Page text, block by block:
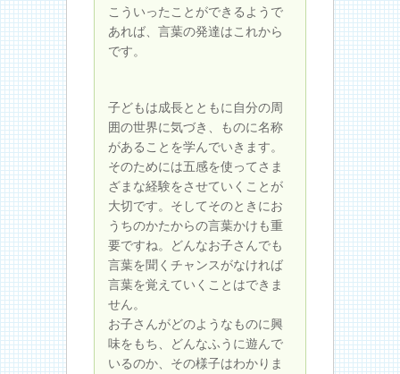
こういったことができるようで
あれば、言葉の発達はこれから
です。
子どもは成長とともに自分の周
囲の世界に気づき、ものに名称
があることを学んでいきます。
そのためには五感を使ってさま
ざまな経験をさせていくことが
大切です。そしてそのときにお
うちのかたからの言葉かけも重
要ですね。どんなお子さんでも
言葉を聞くチャンスがなければ
言葉を覚えていくことはできま
せん。
お子さんがどのようなものに興
味をもち、どんなふうに遊んで
いるのか、その様子はわかりま